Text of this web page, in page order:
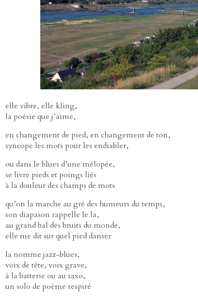
elle vibre, elle kling,
la poésie que j’aime,
en changement de pied, en changement de ton,
syncope les mots pour les endiabler,
ou dans le blues d’une mélopée,
se livre pieds et poings liés
à la douleur des champs de mots
qu’on la marche au gré des humeurs du temps,
son diapason rappelle le la,
au grand bal des bruits du monde,
elle me dit sur quel pied danser
la nomme jazz-blues,
voix de tête, voix grave,
à la batterie ou au saxo,
un solo de poème respiré